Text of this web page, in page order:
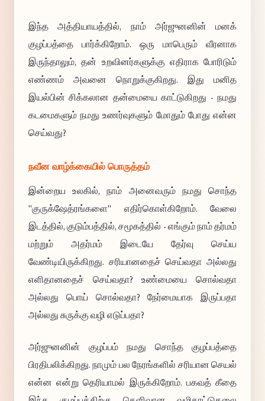
இந்த அத்தியாயத்தில், நாம் அர்ஜுனனின் மனக்
குழப்பத்தை பார்க்கிறோம். ஒரு மாபெரும் வீரனாக
இருந்தாலும், தன் உறவினர்களுக்கு எதிராக போரிடும்
எண்ணம் அவனை நொறுக்குகிறது. இது மனித
இயல்பின் சிக்கலான தன்மையை காட்டுகிறது - நமது
கடமைகளும் நமது உணர்வுகளும் மோதும் போது என்ன
செய்வது?
நவீன வாழ்க்கையில் பொருத்தம்
இன்றைய உலகில், நாம் அனைவரும் நமது சொந்த
"குருக்ஷேத்ரங்களை" எதிர்கொள்கிறோம். வேலை
இடத்தில், குடும்பத்தில், சமூகத்தில் - எங்கும் நாம் தர்மம்
மற்றும் அதர்மம் இடையே தேர்வு செய்ய
வேண்டியிருக்கிறது. சரியானதைச் செய்வதா அல்லது
எளிதானதைச் செய்வதா? உண்மையை சொல்வதா
அல்லது பொய் சொல்வதா? நேர்மையாக இருப்பதா
அல்லது சுருக்கு வழி எடுப்பதா?
அர்ஜுனனின் குழப்பம் நமது சொந்த குழப்பத்தை
பிரதிபலிக்கிறது. நாமும் பல நேரங்களில் சரியான செயல்
என்ன என்று தெரியாமல் இருக்கிறோம். பகவத் கீதை